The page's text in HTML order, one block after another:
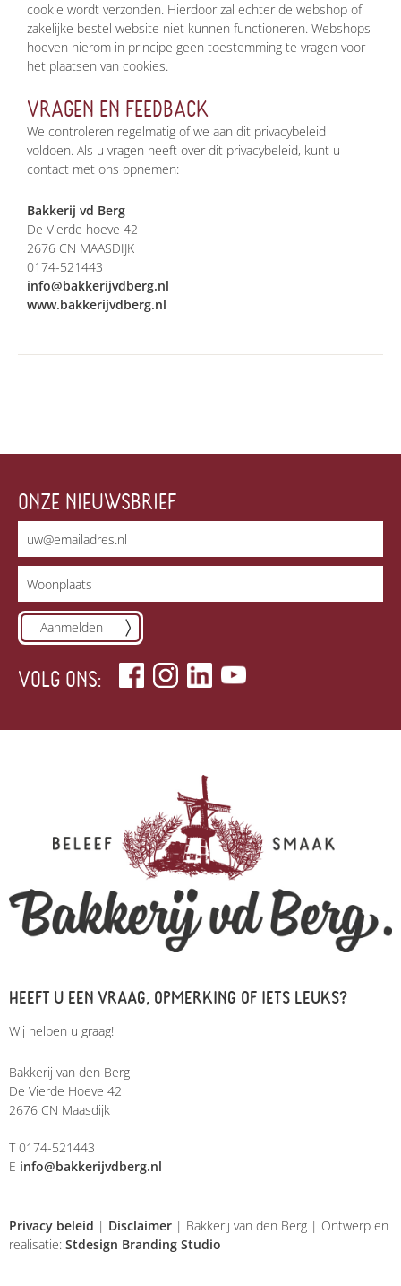
cookie wordt verzonden. Hierdoor zal echter de webshop of
zakelijke bestel website niet kunnen functioneren. Webshops
hoeven hierom in principe geen toestemming te vragen voor
het plaatsen van cookies.
VRAGEN EN FEEDBACK
We controleren regelmatig of we aan dit privacybeleid
voldoen. Als u vragen heeft over dit privacybeleid, kunt u
contact met ons opnemen:
Bakkerij vd Berg
De Vierde hoeve 42
2676 CN MAASDIJK
0174-521443
info@bakkerijvdberg.nl
www.bakkerijvdberg.nl
ONZE NIEUWSBRIEF
Aanmelden
VOLG ONS:
HEEFT U EEN VRAAG, OPMERKING OF IETS LEUKS?
Wij helpen u graag!
Bakkerij van den Berg
De Vierde Hoeve 42
2676 CN Maasdijk
T 0174-521443
E info@bakkerijvdberg.nl
Privacy beleid | Disclaimer | Bakkerij van den Berg | Ontwerp en
realisatie: Stdesign Branding Studio